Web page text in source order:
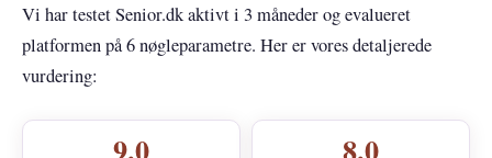
Vi har testet Senior.dk aktivt i 3 måneder og evalueret
platformen på 6 nøgleparametre. Her er vores detaljerede
vurdering: